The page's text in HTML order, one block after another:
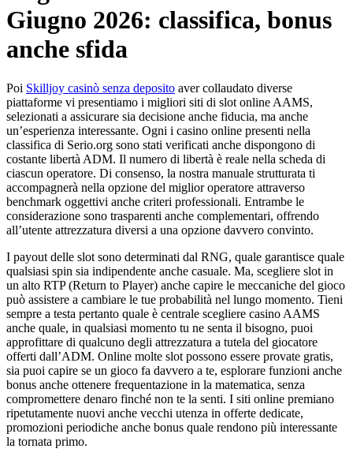
Giugno 2026: classifica, bonus
anche sfida
Poi Skilljoy casinò senza deposito aver collaudato diverse
piattaforme vi presentiamo i migliori siti di slot online AAMS,
selezionati a assicurare sia decisione anche fiducia, ma anche
un’esperienza interessante. Ogni i casino online presenti nella
classifica di Serio.org sono stati verificati anche dispongono di
costante libertà ADM. Il numero di libertà è reale nella scheda di
ciascun operatore. Di consenso, la nostra manuale strutturata ti
accompagnerà nella opzione del miglior operatore attraverso
benchmark oggettivi anche criteri professionali. Entrambe le
considerazione sono trasparenti anche complementari, offrendo
all’utente attrezzatura diversi a una opzione davvero convinto.
I payout delle slot sono determinati dal RNG, quale garantisce quale
qualsiasi spin sia indipendente anche casuale. Ma, scegliere slot in
un alto RTP (Return to Player) anche capire le meccaniche del gioco
può assistere a cambiare le tue probabilità nel lungo momento. Tieni
sempre a testa pertanto quale è centrale scegliere casino AAMS
anche quale, in qualsiasi momento tu ne senta il bisogno, puoi
approfittare di qualcuno degli attrezzatura a tutela del giocatore
offerti dall’ADM. Online molte slot possono essere provate gratis,
sia puoi capire se un gioco fa davvero a te, esplorare funzioni anche
bonus anche ottenere frequentazione in la matematica, senza
compromettere denaro finché non te la senti. I siti online premiano
ripetutamente nuovi anche vecchi utenza in offerte dedicate,
promozioni periodiche anche bonus quale rendono più interessante
la tornata primo.